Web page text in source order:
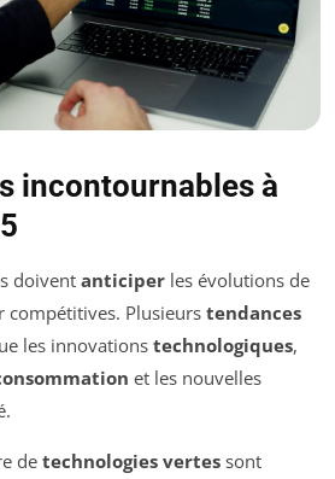
incontournables à
doivent anticiper les évolutions de
compétitives. Plusieurs tendances
les innovations technologiques,
et les nouvelles
de technologies vertes sont